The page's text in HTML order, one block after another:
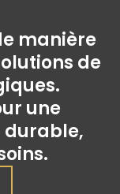
manière
de
une
durable,